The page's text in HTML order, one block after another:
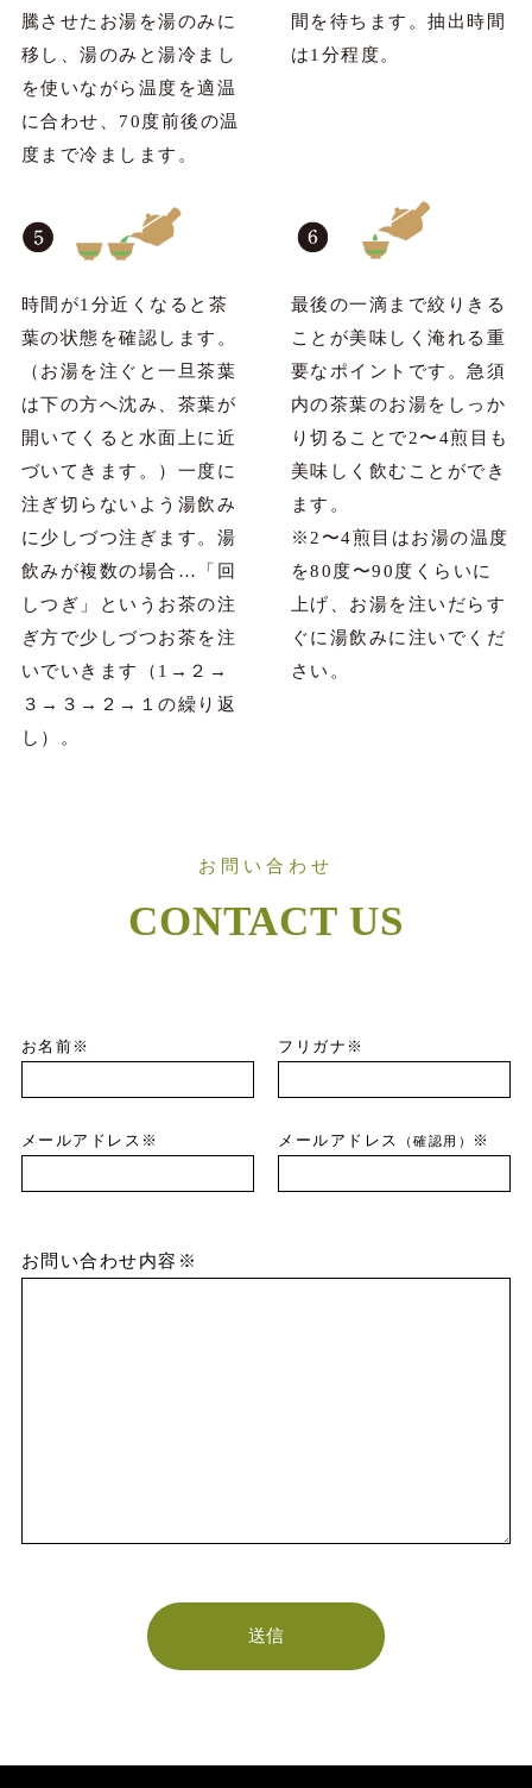
騰させたお湯を湯のみに
移し、湯のみと湯冷まし
を使いながら温度を適温
に合わせ、70度前後の温
度まで冷まします。
間を待ちます。抽出時間
は1分程度。
時間が1分近くなると茶
葉の状態を確認します。
（お湯を注ぐと一旦茶葉
は下の方へ沈み、茶葉が
開いてくると水面上に近
づいてきます。）一度に
注ぎ切らないよう湯飲み
に少しづつ注ぎます。湯
飲みが複数の場合…「回
しつぎ」というお茶の注
ぎ方で少しづつお茶を注
いでいきます（1→２→
３→３→２→１の繰り返
し）。
最後の一滴まで絞りきる
ことが美味しく淹れる重
要なポイントです。急須
内の茶葉のお湯をしっか
り切ることで2〜4煎目も
美味しく飲むことができ
ます。
※2〜4煎目はお湯の温度
を80度〜90度くらいに
上げ、お湯を注いだらす
ぐに湯飲みに注いでくだ
さい。
お問い合わせ
CONTACT US
お名前※ フリガナ※
メールアドレス※ メールアドレス （確認用） ※
お問い合わせ内容※